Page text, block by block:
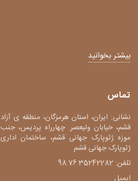
بیشتر بخوانید
تماس
نشانی: ایران، استان هرمزگان، منطقه ی آزاد
قشم، خیابان ولیعصر. چهارراه پردیس، جنب
موزه ژئوپارک جهانی قشم، ساختمان اداری
ژئوپارک جهانی قشم
تلفن: 35242282 76 98
ایمیل